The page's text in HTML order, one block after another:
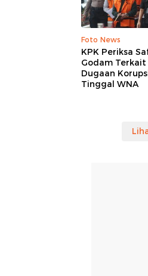
Foto News
KPK Periksa
Godam Terkait
Dugaan
Tinggal WNA